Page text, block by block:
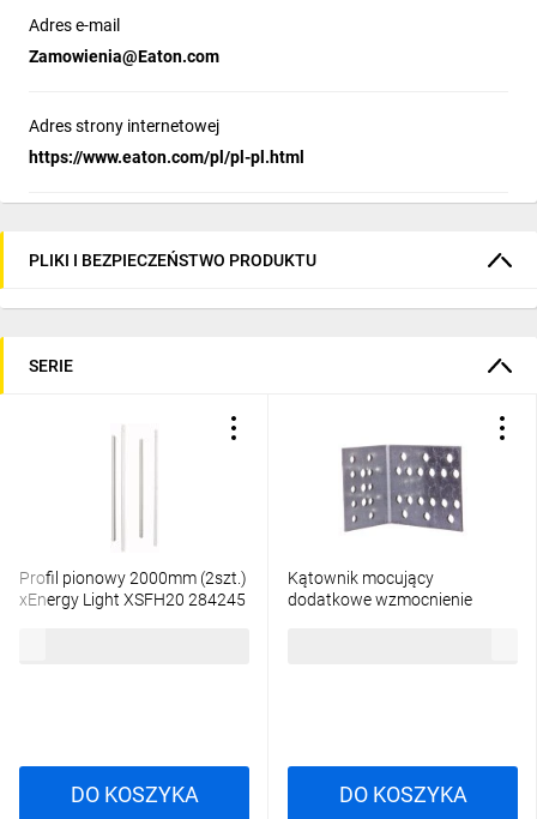
Adres e-mail
Zamowienia@Eaton.com
Adres strony internetowej
https://www.eaton.com/pl/pl-pl.html
PLIKI I BEZPIECZEŃSTWO PRODUKTU
SERIE
Profil pionowy 2000mm (2szt.)
xEnergy Light XSFH20 284245
DO KOSZYKA
Kątownik mocujący
dodatkowe wzmocnienie
DO KOSZYKA